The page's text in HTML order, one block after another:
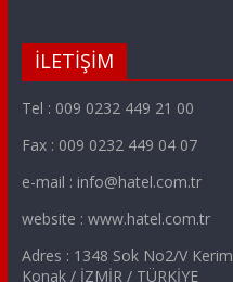
İLETİŞİM
Tel : 009 0232 449 21 00
Fax : 009 0232 449 04 07
e-mail : info@hatel.com.tr
website : www.hatel.com.tr
Adres : 1348 Sok No2/V
Konak / İZMİR / TÜRKİYE